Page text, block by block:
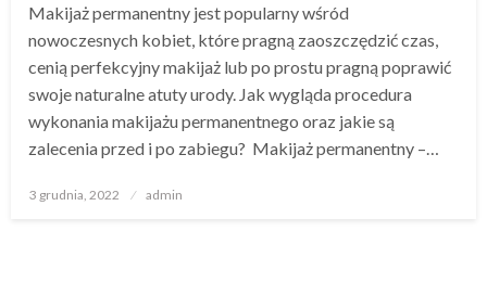
Makijaż permanentny jest popularny wśród
nowoczesnych kobiet, które pragną zaoszczędzić czas,
cenią perfekcyjny makijaż lub po prostu pragną poprawić
swoje naturalne atuty urody. Jak wygląda procedura
wykonania makijażu permanentnego oraz jakie są
zalecenia przed i po zabiegu? Makijaż permanentny –…
Opublikowane
3 grudnia, 2022 admin